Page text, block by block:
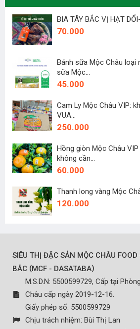
BIA TÂY BẮC VỊ HẠT
70.000
Bánh sữa Mộc Châu loại
sữa Mộc...
45.000
Cam Ly Mộc Châu VIP:
VUA...
250.000
Hồng giòn Mộc Châu
không cần...
60.000
Thanh long vàng Mộc
120.000
SIÊU THỊ ĐẶC SẢN MỘC CHÂU
BẮC (MCF - DASATABA)
M.S.D.N: 5500599729, Cấp tại
Châu cấp ngày 2019-12-16.
Giấy phép số: 5500599729
Chịu trách nhiệm: Bùi Thị Lan